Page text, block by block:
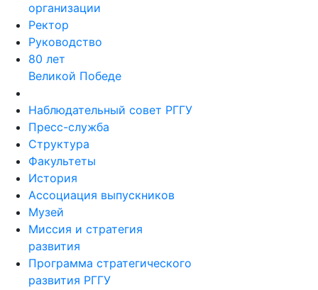
организации
Ректор
Руководство
80 лет
Великой Победе
Наблюдательный совет РГГУ
Пресс-служба
Структура
Факультеты
История
Ассоциация выпускников
Музей
Миссия и стратегия
развития
Программа стратегического
развития РГГУ